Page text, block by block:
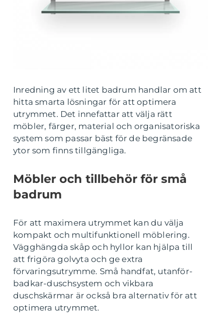
Inredning av ett litet badrum handlar om att
hitta smarta lösningar för att optimera
utrymmet. Det innefattar att välja rätt
möbler, färger, material och organisatoriska
system som passar bäst för de begränsade
ytor som finns tillgängliga.
Möbler och tillbehör för små
badrum
För att maximera utrymmet kan du välja
kompakt och multifunktionell möblering.
Vägghängda skåp och hyllor kan hjälpa till
att frigöra golvyta och ge extra
förvaringsutrymme. Små handfat, utanför-
badkar-duschsystem och vikbara
duschskärmar är också bra alternativ för att
optimera utrymmet.